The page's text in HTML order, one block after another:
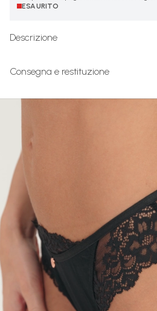
ESAURITO
Descrizione
Consegna e restituzione